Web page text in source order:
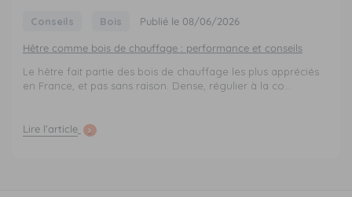
Conseils Bois Publié le 08/06/2026
Hêtre comme bois de chauffage : performance et conseils
Le hêtre fait partie des bois de chauffage les plus appréciés
en France, et pas sans raison. Dense, régulier à la co...
Lire l’article